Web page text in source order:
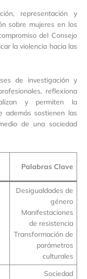
representación y
sobre mujeres en los
del Consejo
la violencia hacia las
de investigación y
reflexiona
y permiten la
además sostienen las
de una sociedad
Palabras Clave
Desigualdades de
género
Manifestaciones
de resistencia
Transformación de
parámetros
culturales
Sociedad